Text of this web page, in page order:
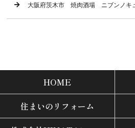
大阪府茨木市 焼肉酒場 ニブンノキ
HOME
住まいのリフォーム